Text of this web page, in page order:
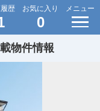
歴 お気に入り
0
メニュー
物件情報